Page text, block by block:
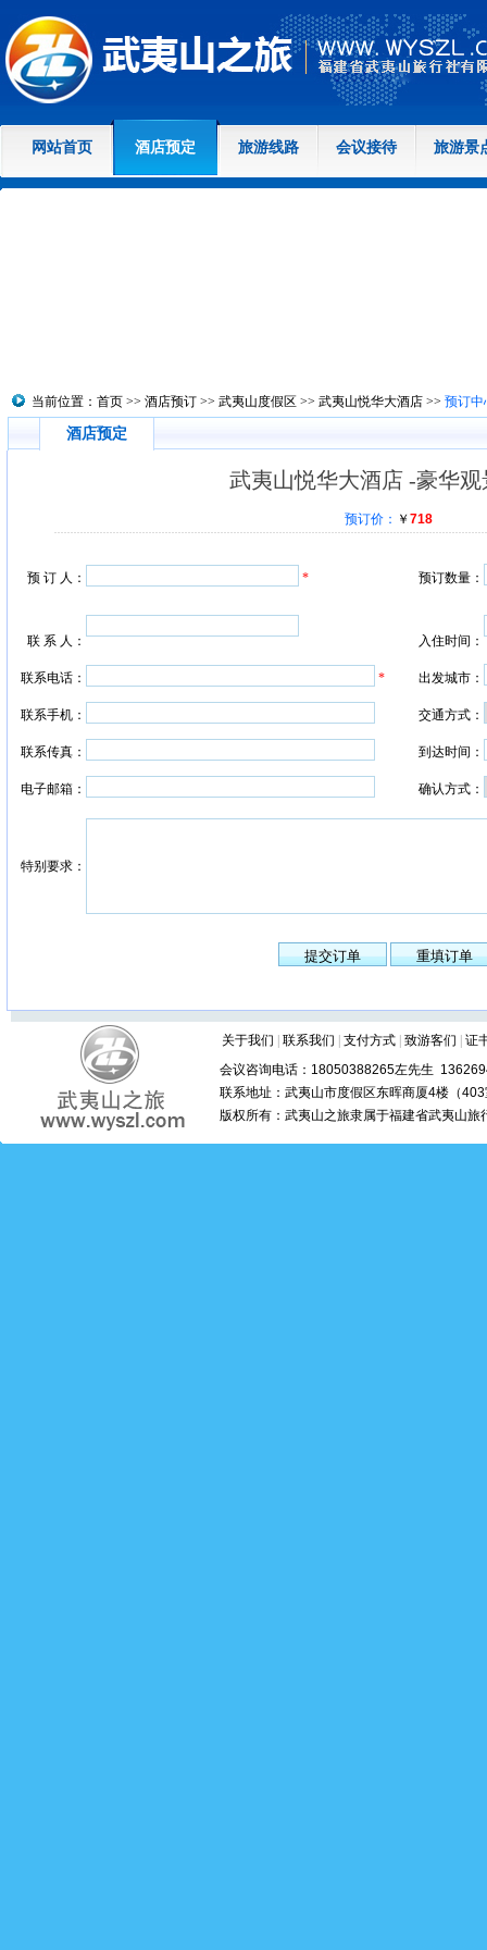
网站首页 酒店预定 旅游线路 会议接待 旅游景
当前位置： 首页 >> 酒店预订 >> 武夷山度假区 >> 武夷山悦华大酒店 >> 预订中
酒店预定
武夷山悦华大酒店 -豪华观
预订价： ￥ 718
预 订 人： * 预订数量：
联 系 人： 入住时间：
联系电话： * 出发城市：
联系手机： 交通方式：
联系传真： 到达时间：
电子邮箱： 确认方式：
特别要求：
关于我们 联系我们 支付方式 致游客们
证
会议咨询电话：18050388265左先生
联系地址：武夷山市度假区东晖商厦4楼（
版权所有：武夷山之旅隶属于福建省武夷山旅